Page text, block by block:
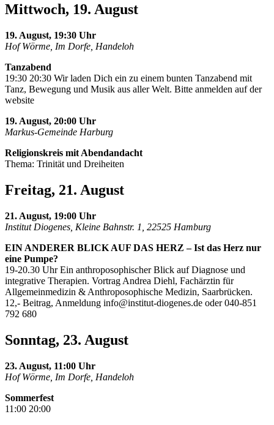
Mittwoch, 19. August
19. August, 19:30 Uhr
Hof Wörme, Im Dorfe, Handeloh
Tanzabend
19:30 20:30 Wir laden Dich ein zu einem bunten Tanzabend mit
Tanz, Bewegung und Musik aus aller Welt. Bitte anmelden auf der
website
19. August, 20:00 Uhr
Markus-Gemeinde Harburg
Religionskreis mit Abendandacht
Thema: Trinität und Dreiheiten
Freitag, 21. August
21. August, 19:00 Uhr
Institut Diogenes, Kleine Bahnstr. 1, 22525 Hamburg
EIN ANDERER BLICK AUF DAS HERZ – Ist das Herz nur
eine Pumpe?
19-20.30 Uhr Ein anthroposophischer Blick auf Diagnose und
integrative Therapien. Vortrag Andrea Diehl, Fachärztin für
Allgemeinmedizin & Anthroposophische Medizin, Saarbrücken.
12,- Beitrag, Anmeldung info@institut-diogenes.de oder 040-851
792 680
Sonntag, 23. August
23. August, 11:00 Uhr
Hof Wörme, Im Dorfe, Handeloh
Sommerfest
11:00 20:00